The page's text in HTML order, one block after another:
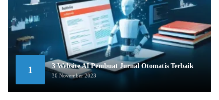
1 3 Website AI Pembuat Jurnal Otomatis Terbaik
30 November 2023